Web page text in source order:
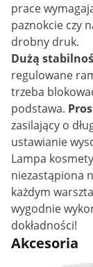
prace
paznokcie czy
drobny druk.
Dużą
regulowane
trzeba
podstawa.
zasilający o
ustawianie
Lampa
niezastąpiona
każdym
wygodnie
dokładności!
Akcesoria